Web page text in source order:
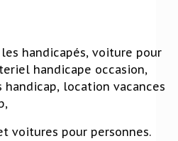
handicapés, voiture pour
handicape occasion,
handicap, location vacances
voitures pour personnes.